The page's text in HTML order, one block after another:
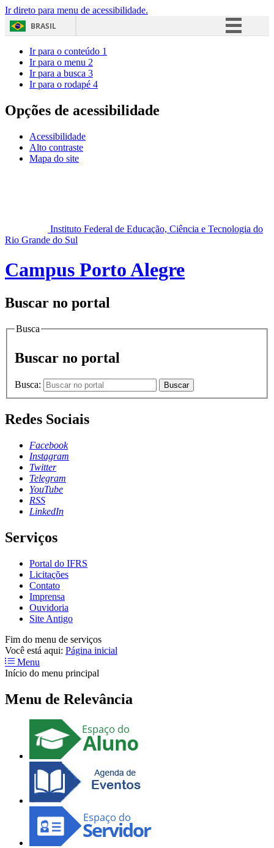
Ir direto para menu de acessibilidade.
BRASIL
Acesso à informação
Ir para o conteúdo 1
Ir para o menu 2
Ir para a busca 3
Ir para o rodapé 4
Opções de acessibilidade
Acessibilidade
Alto contraste
Mapa do site
Instituto Federal de Educação, Ciência e Tecnologia do
Rio Grande do Sul
Campus Porto Alegre
Buscar no portal
Busca
Buscar no portal
Busca: Buscar
Redes Sociais
Facebook
Instagram
Twitter
Telegram
YouTube
RSS
LinkedIn
Serviços
Portal do IFRS
Licitações
Contato
Imprensa
Ouvidoria
Site Antigo
Fim do menu de serviços
Você está aqui: Página inicial
Menu
Início do menu principal
Menu de Relevância